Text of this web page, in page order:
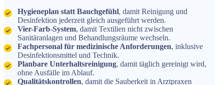
Hygieneplan statt Bauchgefühl, damit Reinigung und
Desinfektion jederzeit gleich ausgeführt werden.
Vier-Farb-System, damit Textilien nicht zwischen
Sanitäranlagen und Behandlungsräume wechseln.
Fachpersonal für medizinische Anforderungen, inklusive
Desinfektionsmittel und Technik.
Planbare Unterhaltsreinigung, damit täglich gereinigt wird,
ohne Ausfälle im Ablauf.
Qualitätskontrollen, damit die Sauberkeit in Arztpraxen